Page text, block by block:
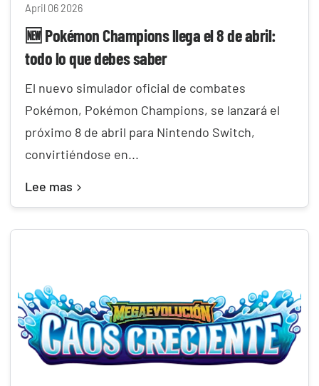
April 06 2026
🆕 Pokémon Champions llega el 8 de abril:
todo lo que debes saber
El nuevo simulador oficial de combates
Pokémon, Pokémon Champions, se lanzará el
próximo 8 de abril para Nintendo Switch,
convirtiéndose en...
Lee mas